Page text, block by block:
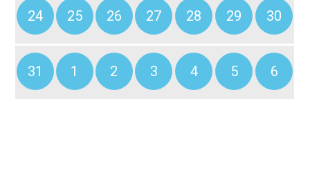
24 25 26 27 28 29 30
31 1 2 3 4 5 6